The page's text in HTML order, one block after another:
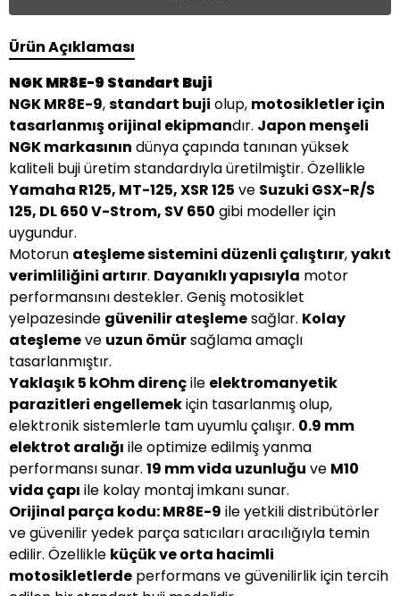
Ürün Açıklaması
NGK MR8E-9 Standart Buji
NGK MR8E-9,standart buji olup, motosikletler için
tasarlanmış orijinal ekipmandır. Japon menşeli
NGK markasının dünya çapında tanınan yüksek
kaliteli buji üretim standardıyla üretilmiştir. Özellikle
Yamaha R125, MT-125, XSR 125 ve Suzuki GSX-R/S
125, DL 650 V-Strom, SV 650 gibi modeller için
uygundur.
Motorun ateşleme sistemini düzenli çalıştırır,yakıt
verimliliğini artırır. Dayanıklı yapısıyla motor
performansını destekler. Geniş motosiklet
yelpazesinde güvenilir ateşlemesağlar. Kolay
ateşlemeve uzun ömürsağlama amaçlı
tasarlanmıştır.
Yaklaşık 5 kOhm dirençile elektromanyetik
parazitleri engellemekiçin tasarlanmış olup,
elektronik sistemlerle tam uyumlu çalışır. 0.9 mm
elektrot aralığı ile optimize edilmiş yanma
performansı sunar. 19 mm vida uzunluğu ve M10
vida çapı ile kolay montaj imkanı sunar.
Orijinal parça kodu: MR8E-9 ile yetkili distribütörler
ve güvenilir yedek parça satıcıları aracılığıyla temin
edilir. Özellikle küçük ve orta hacimli
motosikletlerde performans ve güvenilirlik için tercih